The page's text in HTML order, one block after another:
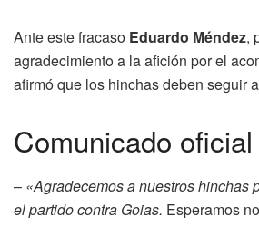
Ante este fracaso Eduardo Méndez,
agradecimiento a la afición por el
afirmó que los hinchas deben seguir
Comunicado
– «Agradecemos a nuestros hinchas
el partido contra Goias. Esperamos